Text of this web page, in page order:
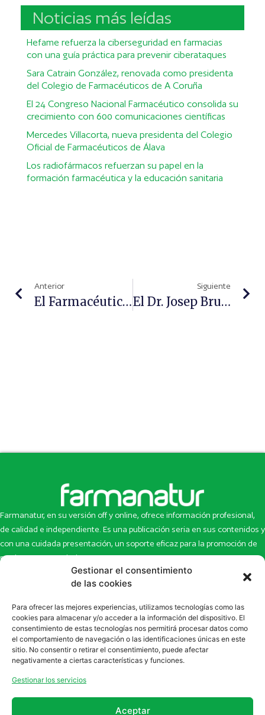
Gestionar el consentimiento
de las cookies
Para ofrecer las mejores experiencias, utilizamos tecnologías como las
cookies para almacenar y/o acceder a la información del dispositivo. El
consentimiento de estas tecnologías nos permitirá procesar datos como
el comportamiento de navegación o las identificaciones únicas en este
sitio. No consentir o retirar el consentimiento, puede afectar
negativamente a ciertas características y funciones.
Gestionar los servicios
Aceptar
Noticias más leídas
Hefame refuerza la ciberseguridad en farmacias
con una guía práctica para prevenir ciberataques
Sara Catrain González, renovada como presidenta
del Colegio de Farmacéuticos de A Coruña
El 24 Congreso Nacional Farmacéutico consolida su
crecimiento con 600 comunicaciones científicas
Mercedes Villacorta, nueva presidenta del Colegio
Oficial de Farmacéuticos de Álava
Los radiofármacos refuerzan su papel en la
formación farmacéutica y la educación sanitaria
Anterior
El Farmacéutico Comunitario, Imprescindible En La Dispensación De Medicamentos Que No Precisan Receta Médica
Siguiente
El Dr. Josep Brugada Inaugurará Infarma Barcelona 2015 Hablando Sobre La Prevención Del Riesgo Cardiovascular Desde La Farmacia
Farmanatur, en su versión off y online, ofrece información profesional,
de calidad e independiente. Es una publicación seria en sus contenidos y
con una cuidada presentación, un soporte eficaz para la promoción de
productos y novedades.
Inicio
Newsletter
Eco Multimedia
Contacto
Artículos
Escaparate
Enlaces de interés
SUSCRÍBETE A NUESTRO NEWSLETTER
la sección deNewsletter